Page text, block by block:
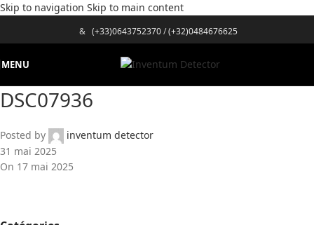
Skip to navigation Skip to main content
& (+33)0643752370/(+32)0484676625
MENU
DSC07936
Posted by
inventum detector
31 mai 2025
On 17 mai 2025